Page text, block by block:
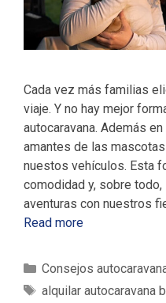
Cada vez más familias
viaje. Y no hay mejor
autocaravana. Además
amantes de las
nuestos vehículos. Esta
comodidad y, sobre
aventuras con nuestros
Read more
C
a
Consejos
E
alquilar autocaravana